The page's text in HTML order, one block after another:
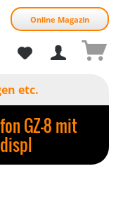
Online Magazin
etc.
GZ-8 mit